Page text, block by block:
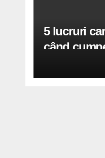
5 lucruri
când
laptop